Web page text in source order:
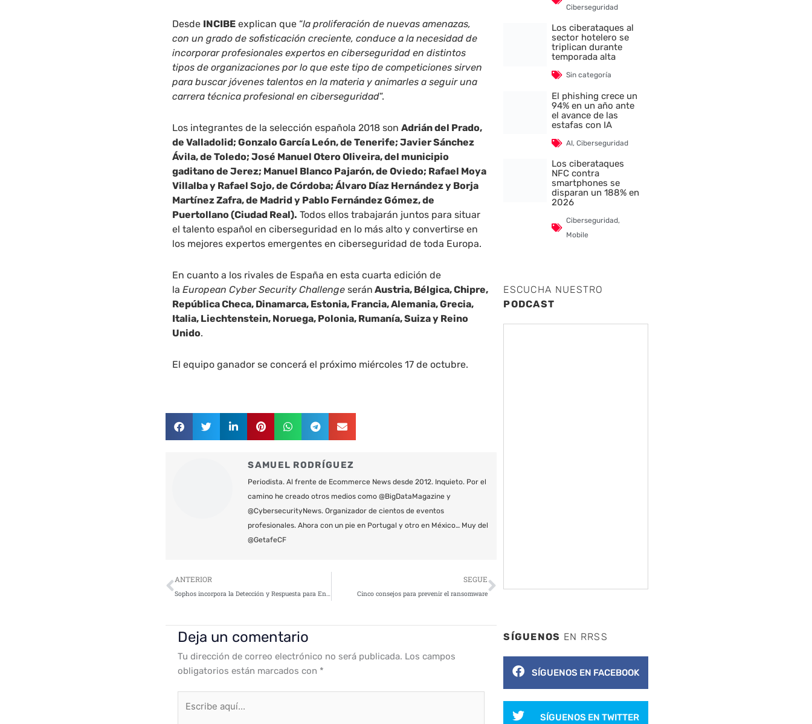
Desde INCIBE explican que “la proliferación de nuevas amenazas,
con un grado de sofisticación creciente, conduce a la necesidad de
incorporar profesionales expertos en ciberseguridad en distintos
tipos de organizaciones por lo que este tipo de competiciones sirven
para buscar jóvenes talentos en la materia y animarles a seguir una
carrera técnica profesional en ciberseguridad”.
Los integrantes de la selección española 2018 sonAdrián del Prado,
de Valladolid; Gonzalo García León, de Tenerife; Javier Sánchez
Ávila, de Toledo; José Manuel Otero Oliveira, del municipio
gaditano de Jerez; Manuel Blanco Pajarón, de Oviedo; Rafael Moya
Villalba y Rafael Sojo, de Córdoba; Álvaro Díaz Hernández y Borja
Martínez Zafra, de Madrid y Pablo Fernández Gómez, de
Puertollano (Ciudad Real). Todos ellos trabajarán juntos para situar
el talento español en ciberseguridad en lo más alto y convertirse en
los mejores expertos emergentes en ciberseguridad de toda Europa.
En cuanto a los rivales de España en esta cuarta edición de
laEuropean Cyber Security Challenge serán Austria, Bélgica, Chipre,
República Checa, Dinamarca, Estonia, Francia, Alemania, Grecia,
Italia, Liechtenstein, Noruega, Polonia, Rumanía, Suiza y Reino
Unido.
El equipo ganador se concerá el próximo miércoles 17 de octubre.
SAMUEL RODRÍGUEZ
Periodista. Al frente de Ecommerce News desde 2012. Inquieto. Por el
camino he creado otros medios como @BigDataMagazine y
@CybersecurityNews. Organizador de cientos de eventos
profesionales. Ahora con un pie en Portugal y otro en México… Muy del
@GetafeCF
Ant
ANTERIOR
Sophos incorpora la Detección y Respuesta para Endpoint a su innovador Intercept X Advanced
SEGUE
Cinco consejos para prevenir el ransomware
Siguiente
Deja un comentario
Tu dirección de correo electrónico no será publicada. Los campos
obligatorios están marcados con *
aquí...
Ciberseguridad
Los ciberataques al
sector hotelero se
triplican durante
temporada alta
Sin categoría
El phishing crece un
94% en un año ante
el avance de las
estafas con IA
AI,Ciberseguridad
Los ciberataques
NFC contra
smartphones se
disparan un 188% en
2026
Ciberseguridad,
Mobile
ESCUCHA NUESTRO
PODCAST
SÍGUENOS EN RRSS
SÍGUENOS EN FACEBOOK
SÍGUENOS EN TWITTER